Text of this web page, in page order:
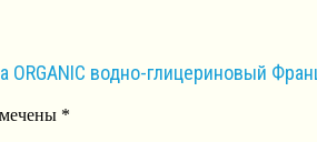
водно-глицериновый
*